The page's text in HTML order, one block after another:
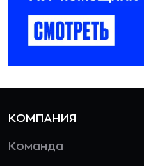
КОМПАНИЯ
Команда